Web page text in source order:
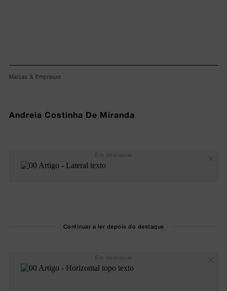
Marcas & Empresas
Andreia Costinha De Miranda
Continuar a ler depois do destaque